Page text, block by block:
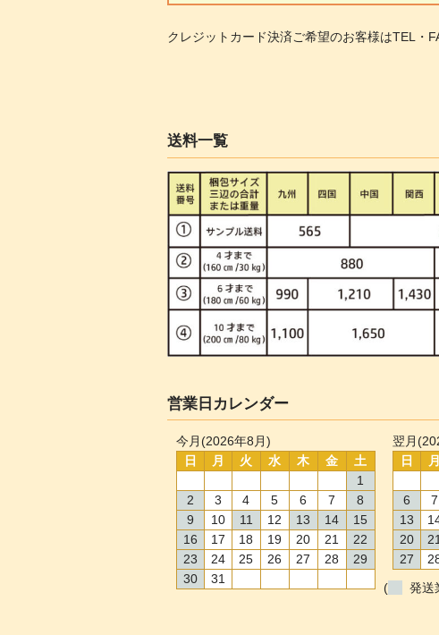
クレジットカード決済ご希望のお客様はTEL・
送料一覧
営業日カレンダー
今月(2026年8月)
日
月 火 水 木 金
土
1
2
3 4 5 6 7
8
9
10 11 12 13 14
15
16
17 18 19 20 21
22
23
24 25 26 27 28
29
30
31
翌月
日
月
6
7
13
20
21
27
(
発送